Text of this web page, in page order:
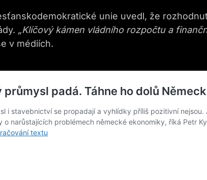
unie uvedl, že
„Klíčový kámen vládního rozpočtu a
v médiích.